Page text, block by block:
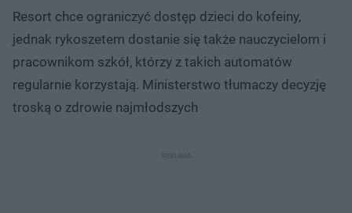
Resort chce ograniczyć dostęp dzieci do kofeiny,
jednak rykoszetem dostanie się także nauczycielom i
pracownikom szkół, którzy z takich automatów
regularnie korzystają. Ministerstwo tłumaczy decyzję
troską o zdrowie najmłodszych